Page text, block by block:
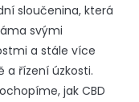
sloučenina, která
svými
a stále více
a řízení úzkosti.
jak CBD